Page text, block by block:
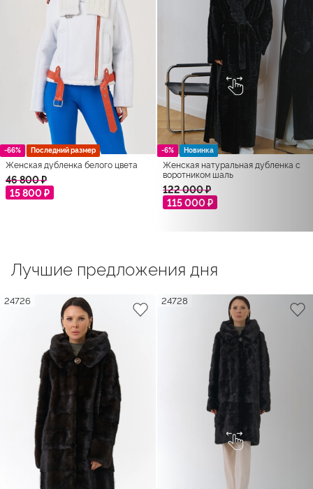
-66% Последний размер
Женская дубленка белого цвета
46 800 ₽
15 800 ₽
-6% Новинка
Женская натуральная дубленка с
воротником шаль
122 000 ₽
115 000 ₽
Лучшие предложения дня
24726 24728